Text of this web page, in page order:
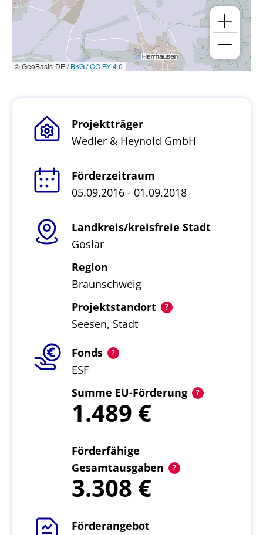
© GeoBasis-DE /BKG/CC BY 4.0
Projektträger
Wedler & Heynold GmbH
Förderzeitraum
05.09.2016 - 01.09.2018
Landkreis/kreisfreie Stadt
Goslar
Region
Braunschweig
Projektstandort
Seesen, Stadt
Fonds
ESF
Summe EU-Förderung
1.489
Förderfähige
Gesamtausgaben
3.308
Förderangebot